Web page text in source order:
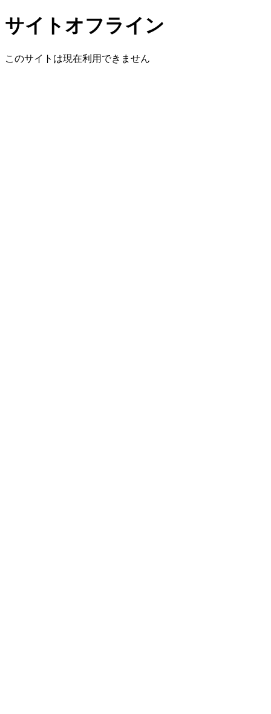
サイトオフライン
このサイトは現在利用できません